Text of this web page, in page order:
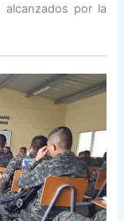
alcanzados por la